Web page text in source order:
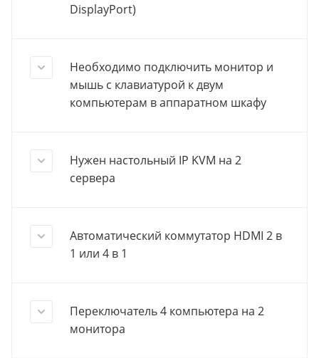
DisplayPort)
Необходимо подключить монитор и
мышь с клавиатурой к двум
компьютерам в аппаратном шкафу
Нужен настольный IP KVM на 2
сервера
Автоматический коммутатор HDMI 2 в
1 или 4 в 1
Переключатель 4 компьютера на 2
монитора